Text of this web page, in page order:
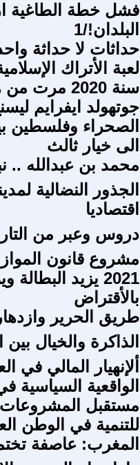
فشل خطة الطاغية
البلدان!/1
حداثات لا حداثة
لعبة الأتراك
سنة 2020 مرت من هنا 16
جوتهولد ايفرايم ليسنغ (1729 -
الصحراء وفلسطين
الى خيار ثالث
محمد بن عبدالله ..
الجذور النضالية
اقتصاديا
دروس وعبر من
مشروع قانون
2021 يزيد
بالأقتراض
طريق الحرير
الذاكرة والخيال
ألإنهيار المالي
الواقعية السياسية
مستقبل المشروعات
للتنمية في الوطن
المغرب: عاصفة